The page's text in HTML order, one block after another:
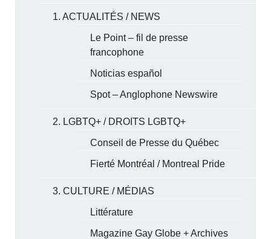
1. ACTUALITÉS / NEWS
Le Point – fil de presse
francophone
Noticias español
Spot – Anglophone Newswire
2. LGBTQ+ / DROITS LGBTQ+
Conseil de Presse du Québec
Fierté Montréal / Montreal Pride
3. CULTURE / MÉDIAS
Littérature
Magazine Gay Globe + Archives